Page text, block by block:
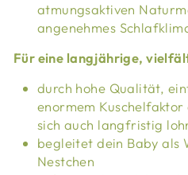
atmungsaktiven
angenehmes
Für eine langjährige,
durch hohe Qualität,
enormem
sich auch langfristig
begleitet dein Baby als
Nestchen